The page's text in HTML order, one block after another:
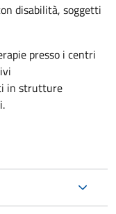
disabilità, soggetti
presso i centri
in strutture